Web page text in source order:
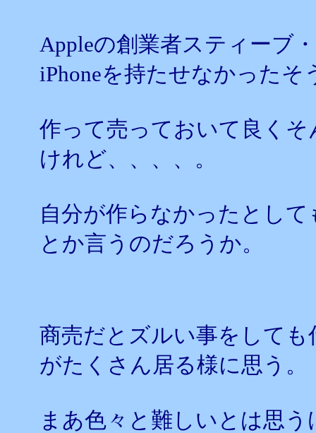
Appleの創業者スティーブ
iPhoneを持たせなかったそ
作って売っておいて良く
けれど、、、、。
自分が作らなかったとし
とか言うのだろうか。
商売だとズルい事をして
がたくさん居る様に思う。
まあ色々と難しいとは思う